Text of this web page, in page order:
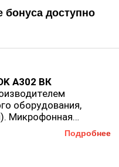
бонуса доступно
A302 ВК
оборудования,
Микрофонная
собой
для установки
можно
Стойка имеет
известен
аксессуаров
Подробнее